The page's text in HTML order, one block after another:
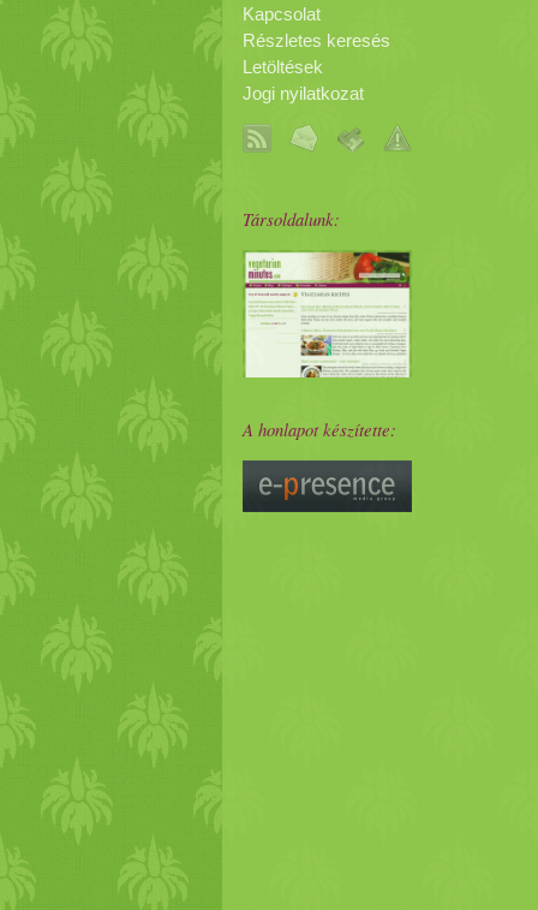
Kapcsolat
Részletes keresés
Letöltések
Jogi nyilatkozat
Társoldalunk:
A honlapot készítette: